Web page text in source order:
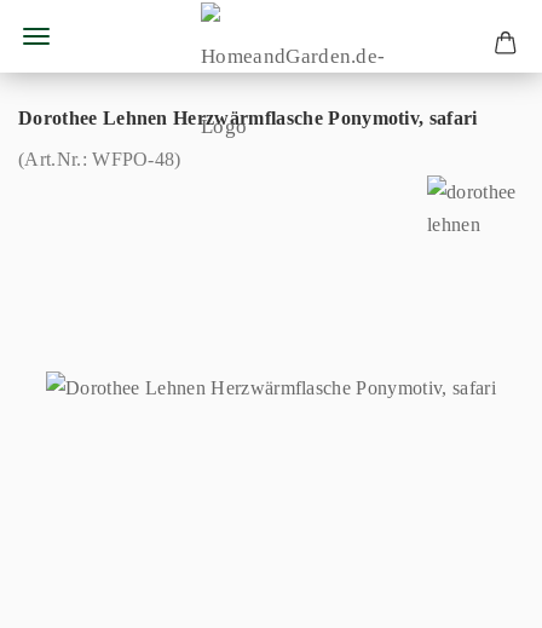
Dorothee Lehnen Herzwärmflasche Ponymotiv, safari
(Art.Nr.:WFPO-48)